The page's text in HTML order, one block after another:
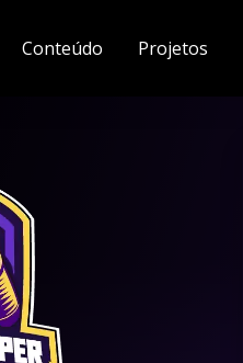
Conteúdo Projetos